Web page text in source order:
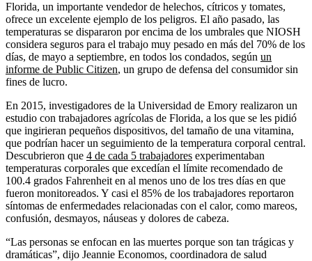
Florida, un importante vendedor de helechos, cítricos y tomates,
ofrece un excelente ejemplo de los peligros. El año pasado, las
temperaturas se dispararon por encima de los umbrales que NIOSH
considera seguros para el trabajo muy pesado en más del 70% de los
días, de mayo a septiembre, en todos los condados, según un
informe de Public Citizen, un grupo de defensa del consumidor sin
fines de lucro.
En 2015, investigadores de la Universidad de Emory realizaron un
estudio con trabajadores agrícolas de Florida, a los que se les pidió
que ingirieran pequeños dispositivos, del tamaño de una vitamina,
que podrían hacer un seguimiento de la temperatura corporal central.
Descubrieron que 4 de cada 5 trabajadores experimentaban
temperaturas corporales que excedían el límite recomendado de
100.4 grados Fahrenheit en al menos uno de los tres días en que
fueron monitoreados. Y casi el 85% de los trabajadores reportaron
síntomas de enfermedades relacionadas con el calor, como mareos,
confusión, desmayos, náuseas y dolores de cabeza.
“Las personas se enfocan en las muertes porque son tan trágicas y
dramáticas”, dijo Jeannie Economos, coordinadora de salud